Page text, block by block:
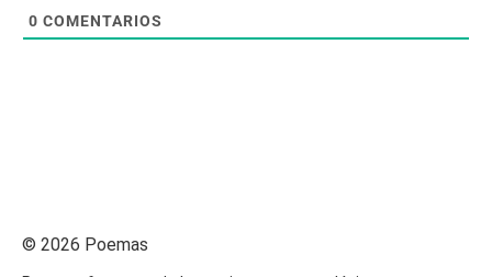
0 COMENTARIOS
© 2026 Poemas